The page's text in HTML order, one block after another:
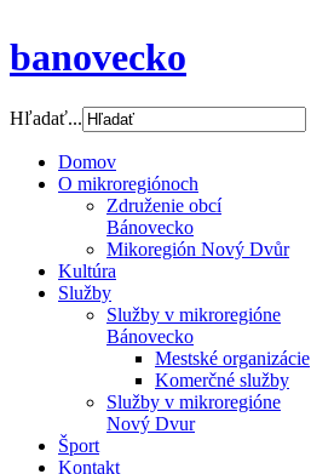
banovecko
Hľadať...
Domov
O mikroregiónoch
Združenie obcí
Bánovecko
Mikoregión Nový Dvůr
Kultúra
Služby
Služby v mikroregióne
Bánovecko
Mestské organizácie
Komerčné služby
Služby v mikroregióne
Nový Dvur
Šport
Kontakt